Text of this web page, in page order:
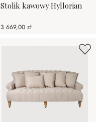
Stolik kawowy Hyllorian
3 669,00 zł